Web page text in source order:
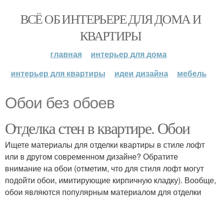
ВСЁ ОБ ИНТЕРЬЕРЕ ДЛЯ ДОМА И
КВАРТИРЫ
главная
интерьер для дома
интерьер для квартиры
идеи дизайна мебель
Обои без обоев
Отделка стен в квартире. Обои
Ищете материалы для отделки квартиры в стиле лофт
или в другом современном дизайне? Обратите
внимание на обои (отметим, что для стиля лофт могут
подойти обои, имитирующие кирпичную кладку). Вообще,
обои являются популярным материалом для отделки